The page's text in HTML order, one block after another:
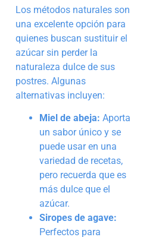
Los métodos naturales son
una excelente opción para
quienes buscan sustituir el
azúcar sin perder la
naturaleza dulce de sus
postres. Algunas
alternativas incluyen:
Miel de abeja: Aporta
un sabor único y se
puede usar en una
variedad de recetas,
pero recuerda que es
más dulce que el
azúcar.
Siropes de agave:
Perfectos para